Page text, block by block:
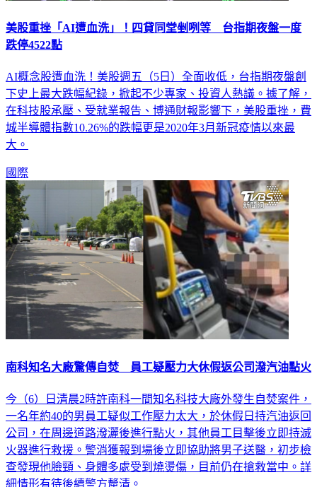
美股重挫「AI遭血洗」！四貸同堂剉咧等 台指期夜盤一度
跌停4522點
AI概念股遭血洗！美股週五（5日）全面收低，台指期夜盤創
下史上最大跌幅紀錄，掀起不少專家、投資人熱議。據了解，
在科技股承壓、受就業報告、博通財報影響下，美股重挫，費
城半導體指數10.26%的跌幅更是2020年3月新冠疫情以來最
大。
國際
南科知名大廠驚傳自焚 員工疑壓力大休假返公司潑汽油點火
今（6）日清晨2時許南科一間知名科技大廠外發生自焚案件，
一名年約40的男員工疑似工作壓力太大，於休假日持汽油返回
公司，在周邊道路潑灑後進行點火，其他員工目擊後立即持滅
火器進行救援。警消獲報到場後立即協助將男子送醫，初步檢
查發現他臉頸、身體多處受到燒燙傷，目前仍在搶救當中。詳
細情形有待後續警方釐清。